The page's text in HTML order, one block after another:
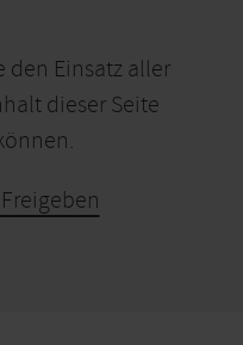
den Einsatz aller
dieser Seite